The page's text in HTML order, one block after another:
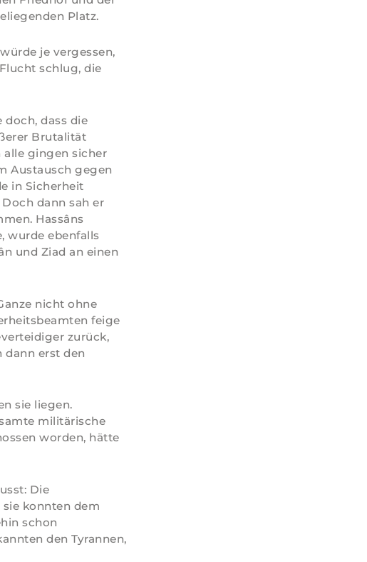
Platz.
je vergessen,
schlug, die
doch, dass die
Brutalität
alle gingen sicher
Austausch gegen
in Sicherheit
dann sah er
Hassâns
wurde ebenfalls
und Ziad an einen
nicht ohne
feige
zurück,
dann erst den
sie liegen.
militärische
worden, hätte
Die
konnten dem
schon
den Tyrannen,